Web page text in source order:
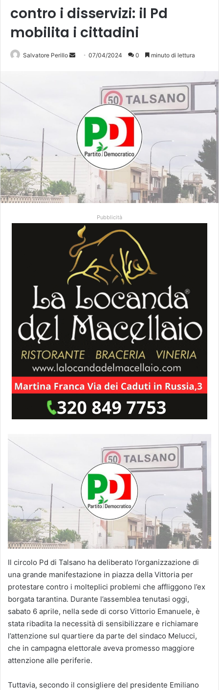
contro i disservizi: il Pd
mobilita i cittadini
Salvatore Perillo
Invia 07/04/2024 0 minuto di lettura
Pubblicità
Il circolo Pd di Talsano ha deliberato l’organizzazione di
una grande manifestazione in piazza della Vittoria per
protestare contro i molteplici problemi che affliggono l’ex
borgata tarantina. Durante l’assemblea tenutasi oggi,
sabato 6 aprile, nella sede di corso Vittorio Emanuele, è
stata ribadita la necessità di sensibilizzare e richiamare
l’attenzione sul quartiere da parte del sindaco Melucci,
che in campagna elettorale aveva promesso maggiore
attenzione alle periferie.
Tuttavia, secondo il consigliere del presidente Emiliano